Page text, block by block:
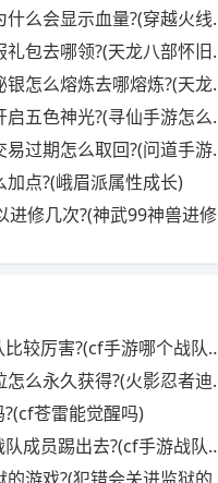
血量?(穿越火线手机版显示的血量怎么开)
哪领?(天龙八部怀旧服哪里有礼包)
炼去哪熔炼?(天龙八部秘银溶剂怎么获得)
光?(寻仙手游怎么开启五色神光任务)
么取回?(问道手游角色过期哪里取回)
加点?(峨眉派属性成长)
几次?(神武99神兽进修后属性)
厉害?(cf手游哪个战队最强)
久获得?(火影忍者迪达拉怎么获取)
苍雷能觉醒吗)
员踢出去?(cf手游战队怎么踢人)